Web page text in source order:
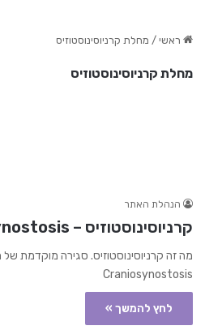
ראשי / מחלת קרניוסינוסטוזיס
מחלת קרניוסינוסטוזיס
הנהלת האתר
קרניוסינוסטוזיס – Craniosynostosis
מה זה קרניוסינוסטוזיס. סגירה מוקדמת של
Craniosynostosis
לחץ להמשך »